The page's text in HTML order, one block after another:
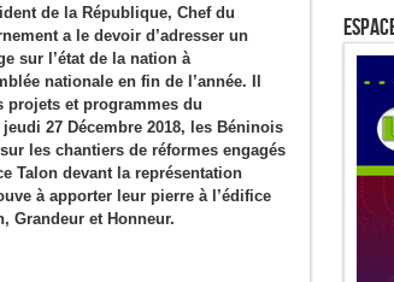
de la République, Chef du
a le devoir d’adresser un
sur l’état de la nation à
nationale en fin de l’année. Il
projets et programmes du
27 Décembre 2018, les Béninois
les chantiers de réformes engagés
Talon devant la représentation
à apporter leur pierre à l’édifice
Grandeur et Honneur.